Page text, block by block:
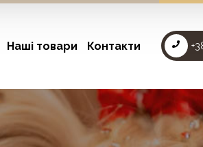
Наші товари Контакти